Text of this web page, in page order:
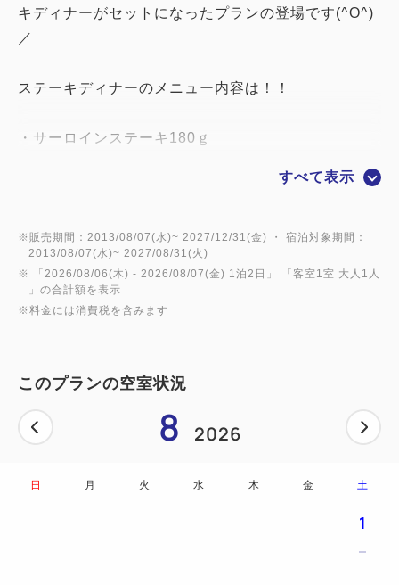
キディナーがセットになったプランの登場です(^O^)
／
ステーキディナーのメニュー内容は！！
・サーロインステーキ180ｇ
・ミニサラダ
・ライスorパン
ル自慢のディナーで御座います♪
焼き加減はお客様のお好みの焼き加減をスタッフまで
お申し付けくださいませ(^-^)
すべて表示
※販売期間：2013/08/07(水)~ 2027/12/31(金) ・ 宿泊対象期間：
2013/08/07(水)~ 2027/08/31(火)
※ 「 2026/08/06(木) - 2026/08/07(金) 1泊2日 」 「客室1室 大人1人
」の合計額を表示
※料金には消費税を含みます
このプランの空室状況
8 2026
日 月 火 水 木 金 土
1